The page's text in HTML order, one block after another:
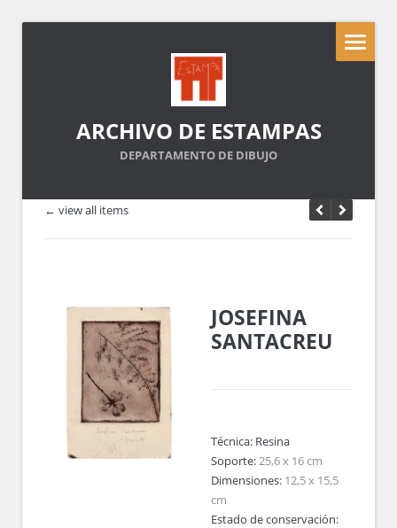
ARCHIVO DE ESTAMPAS
DEPARTAMENTO DE DIBUJO
← view all items
JOSEFINA
SANTACREU
Técnica: Resina
Soporte:25,6 x 16 cm
Dimensiones: 12,5 x 15,5
cm
Estado de conservación: